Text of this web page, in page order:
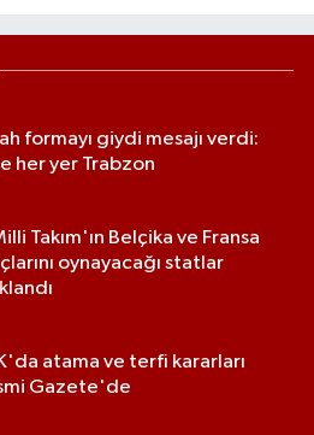
formayı giydi mesajı verdi:
her yer Trabzon
Takım'ın Belçika ve Fransa
oynayacağı statlar
atama ve terfi kararları
Gazete'de